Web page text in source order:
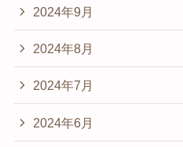
2024年9月
2024年8月
2024年7月
2024年6月